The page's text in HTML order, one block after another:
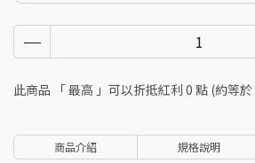
此商品 「 最高 」可以折抵紅利 0 點 (約等於
商品介紹 規格說明